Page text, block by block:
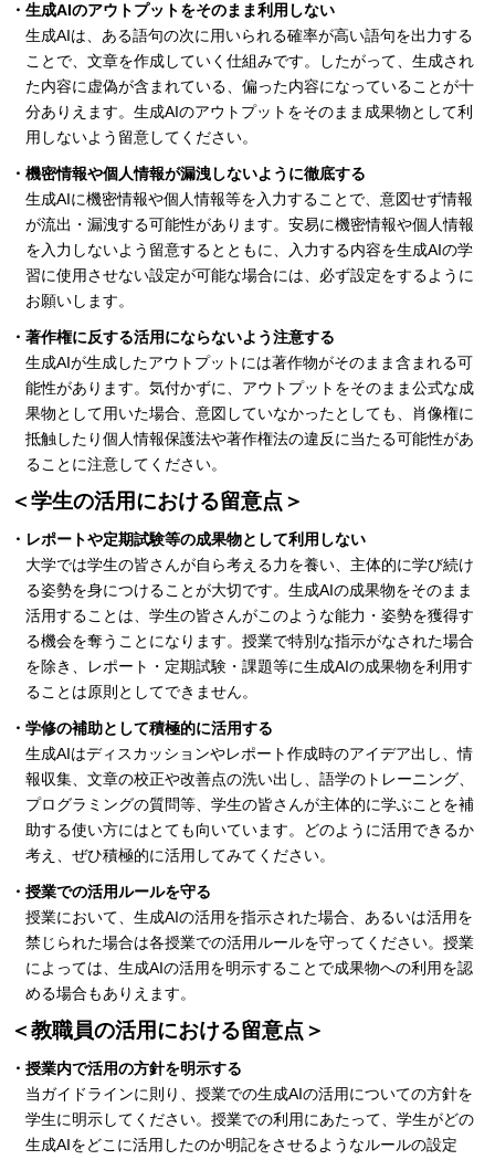
・生成AIのアウトプットをそのまま利用しない
生成AIは、ある語句の次に用いられる確率が高い語句を出力する
ことで、文章を作成していく仕組みです。したがって、生成され
た内容に虚偽が含まれている、偏った内容になっていることが十
分ありえます。生成AIのアウトプットをそのまま成果物として利
用しないよう留意してください。
・機密情報や個人情報が漏洩しないように徹底する
生成AIに機密情報や個人情報等を入力することで、意図せず情報
が流出・漏洩する可能性があります。安易に機密情報や個人情報
を入力しないよう留意するとともに、入力する内容を生成AIの学
習に使用させない設定が可能な場合には、必ず設定をするように
お願いします。
・著作権に反する活用にならないよう注意する
生成AIが生成したアウトプットには著作物がそのまま含まれる可
能性があります。気付かずに、アウトプットをそのまま公式な成
果物として用いた場合、意図していなかったとしても、肖像権に
抵触したり個人情報保護法や著作権法の違反に当たる可能性があ
ることに注意してください。
＜学生の活用における留意点＞
・レポートや定期試験等の成果物として利用しない
大学では学生の皆さんが自ら考える力を養い、主体的に学び続け
る姿勢を身につけることが大切です。生成AIの成果物をそのまま
活用することは、学生の皆さんがこのような能力・姿勢を獲得す
る機会を奪うことになります。授業で特別な指示がなされた場合
を除き、レポート・定期試験・課題等に生成AIの成果物を利用す
ることは原則としてできません。
・学修の補助として積極的に活用する
生成AIはディスカッションやレポート作成時のアイデア出し、情
報収集、文章の校正や改善点の洗い出し、語学のトレーニング、
プログラミングの質問等、学生の皆さんが主体的に学ぶことを補
助する使い方にはとても向いています。どのように活用できるか
考え、ぜひ積極的に活用してみてください。
・授業での活用ルールを守る
授業において、生成AIの活用を指示された場合、あるいは活用を
禁じられた場合は各授業での活用ルールを守ってください。授業
によっては、生成AIの活用を明示することで成果物への利用を認
める場合もありえます。
＜教職員の活用における留意点＞
・授業内で活用の方針を明示する
当ガイドラインに則り、授業での生成AIの活用についての方針を
学生に明示してください。授業での利用にあたって、学生がどの
生成AIをどこに活用したのか明記をさせるようなルールの設定